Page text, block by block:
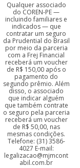
Qualquer associado
do COREN-PE —
incluindo familiares e
indicados — que
contratar um seguro
da Prudential do Brasil
por meio da parceria
com a Frej Financial
receberá um voucher
de R$ 150,00 após o
pagamento do
segundo prêmio. Além
disso, o associado
que indicar alguém
que também contrate
o seguro pela parceria
receberá um voucher
de R$ 50,00, nas
mesmas condições.
Telefone: (31) 3586-
4027 E-mail:
legalizacao@mjmcont
abil.com.br